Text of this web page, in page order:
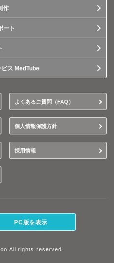
作
ート
ス MedTube
よくあるご質問（FAQ）
個人情報保護方針
採用情報
PC版を表示
All rights reserved.